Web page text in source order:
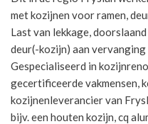
met kozijnen voor ramen,
Last van lekkage,
deur(-kozijn) aan
Gespecialiseerd in
gecertificeerde vakmensen,
kozijnenleverancier van
bijv. een houten kozijn, cq